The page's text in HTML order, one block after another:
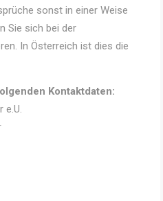
sonst in einer Weise
Sie sich bei der
In Österreich ist dies die
Kontaktdaten:
e.U.